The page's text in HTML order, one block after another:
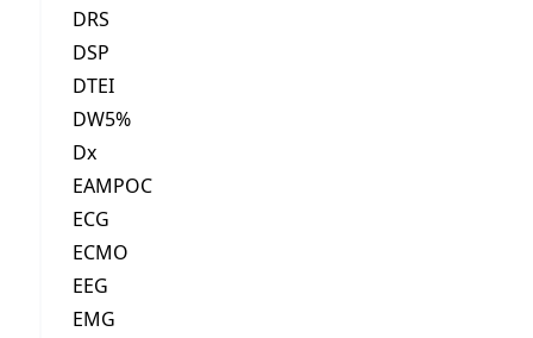
DRS
DSP
DTEI
DW5%
Dx
EAMPOC
ECG
ECMO
EEG
EMG